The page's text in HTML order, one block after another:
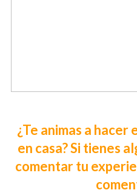
¿Te animas a
en casa? Si tienes
comentar tu